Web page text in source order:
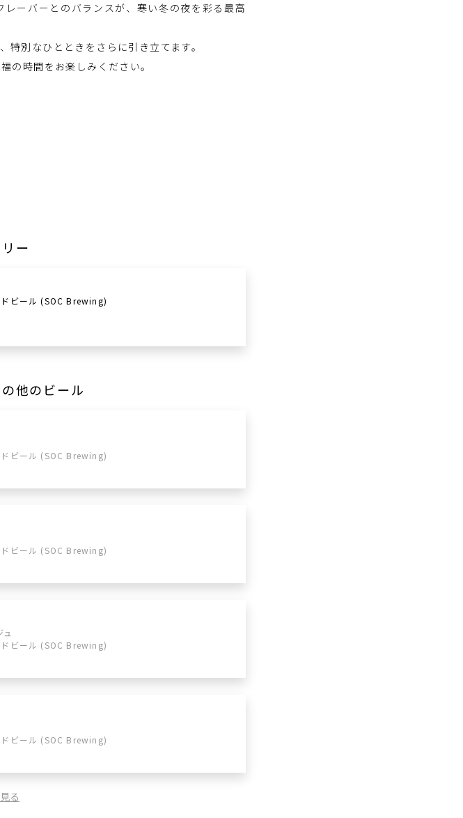
ーバーとのバランスが、寒い冬の夜を彩る最高
特別なひとときをさらに引き立てます。
の時間をお楽しみください。
ー
ビール (SOC Brewing)
他のビール
ビール (SOC Brewing)
ビール (SOC Brewing)
ビール (SOC Brewing)
ビール (SOC Brewing)
る